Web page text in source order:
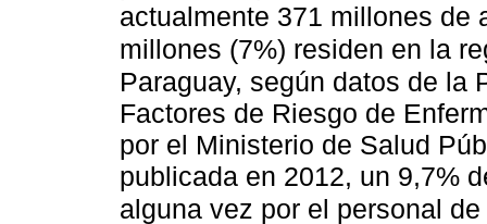
actualmente 371 millones de
millones (7%) residen en la
Paraguay, según datos de la
Factores de Riesgo de
por el Ministerio de Salud
publicada en 2012, un 9,7%
alguna vez por el personal